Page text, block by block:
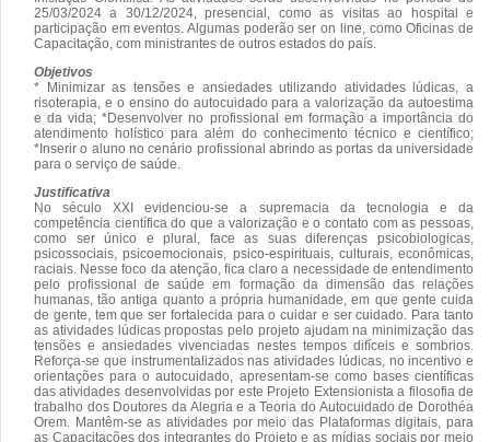
25/03/2024 a 30/12/2024, presencial, como as visitas ao hospital e
participação em eventos. Algumas poderão ser on line, como Oficinas de
Capacitação, com ministrantes de outros estados do país.
Objetivos
* Minimizar as tensões e ansiedades utilizando atividades lúdicas, a
risoterapia, e o ensino do autocuidado para a valorização da autoestima
e da vida; *Desenvolver no profissional em formação a importância do
atendimento holístico para além do conhecimento técnico e científico;
*Inserir o aluno no cenário profissional abrindo as portas da universidade
para o serviço de saúde.
Justificativa
No século XXI evidenciou-se a supremacia da tecnologia e da
competência científica do que a valorização e o contato com as pessoas,
como ser único e plural, face as suas diferenças psicobiologicas,
psicossociais, psicoemocionais, psico-espirituais, culturais, econômicas,
raciais. Nesse foco da atenção, fica claro a necessidade de entendimento
pelo profissional de saúde em formação da dimensão das relações
humanas, tão antiga quanto a própria humanidade, em que gente cuida
de gente, tem que ser fortalecida para o cuidar e ser cuidado. Para tanto
as atividades lúdicas propostas pelo projeto ajudam na minimização das
tensões e ansiedades vivenciadas nestes tempos difíceis e sombrios.
Reforça-se que instrumentalizados nas atividades lúdicas, no incentivo e
orientações para o autocuidado, apresentam-se como bases científicas
das atividades desenvolvidas por este Projeto Extensionista a filosofia de
trabalho dos Doutores da Alegria e a Teoria do Autocuidado de Dorothéa
Orem. Mantêm-se as atividades por meio das Plataformas digitais, para
as Capacitações dos integrantes do Projeto e as mídias sociais por meio